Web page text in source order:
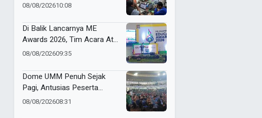
Jejak Muhammadiyah
08/08/202610:08
Di Balik Lancarnya ME
Awards 2026, Tim Acara Atur
Sirkulasi Ribuan Peserta
08/08/202609:35
Dome UMM Penuh Sejak
Pagi, Antusias Peserta
Warnai Jelang ME Awards
08/08/202608:31